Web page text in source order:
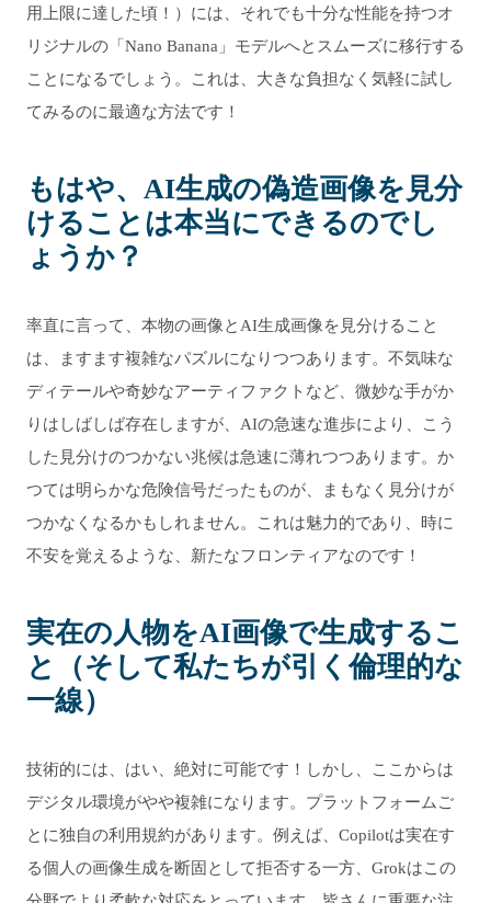
用上限に達した頃！）には、それでも十分な性能を持つオ
リジナルの「Nano Banana」モデルへとスムーズに移行する
ことになるでしょう。これは、大きな負担なく気軽に試し
てみるのに最適な方法です！
もはや、AI生成の偽造画像を見分
けることは本当にできるのでし
ょうか？
率直に言って、本物の画像とAI生成画像を見分けること
は、ますます複雑なパズルになりつつあります。不気味な
ディテールや奇妙なアーティファクトなど、微妙な手がか
りはしばしば存在しますが、AIの急速な進歩により、こう
した見分けのつかない兆候は急速に薄れつつあります。か
つては明らかな危険信号だったものが、まもなく見分けが
つかなくなるかもしれません。これは魅力的であり、時に
不安を覚えるような、新たなフロンティアなのです！
実在の人物をAI画像で生成するこ
と（そして私たちが引く倫理的な
一線）
技術的には、はい、絶対に可能です！しかし、ここからは
デジタル環境がやや複雑になります。プラットフォームご
とに独自の利用規約があります。例えば、Copilotは実在す
る個人の画像生成を断固として拒否する一方、Grokはこの